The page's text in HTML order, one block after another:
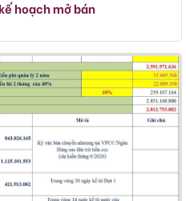
hoạch mở bán